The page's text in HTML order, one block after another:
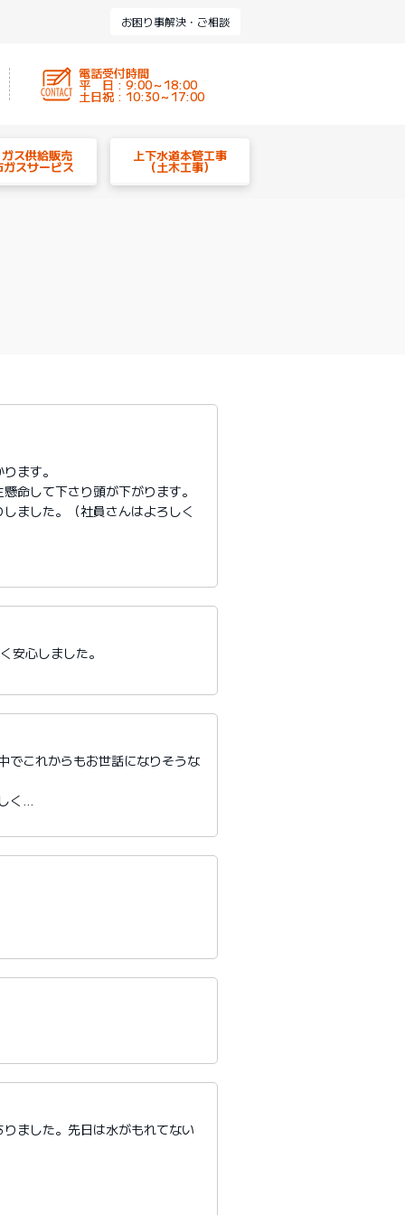
お困り事解決・ご相談
電話受付時間
平 日 : 9:00～18:00
土日祝 : 10:30～17:00
ス供給販売
ガスサービス
上下水道本管工事
（土木工事）
ます。
命して下さり頭が下がります。
ました。（社員さんはよろしく
安心しました。
でこれからもお世話になりそうな
く…
ました。先日は水がもれてない